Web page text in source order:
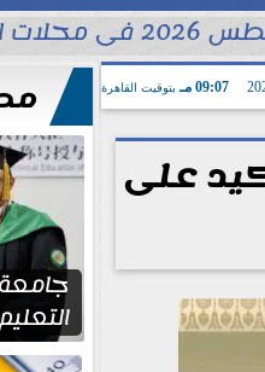

09:07 مـ بتوقيت القاهرة
على